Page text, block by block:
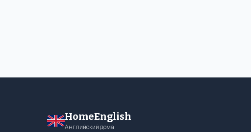
HomeEnglish
Английский дома